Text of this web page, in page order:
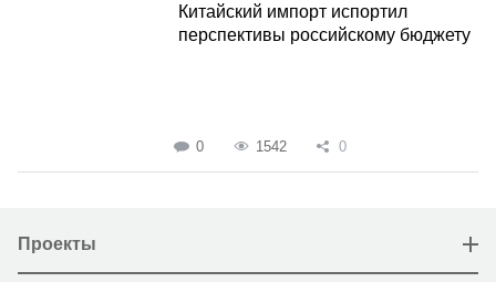
Китайский импорт испортил
перспективы российскому бюджету
0 1542 0
Проекты